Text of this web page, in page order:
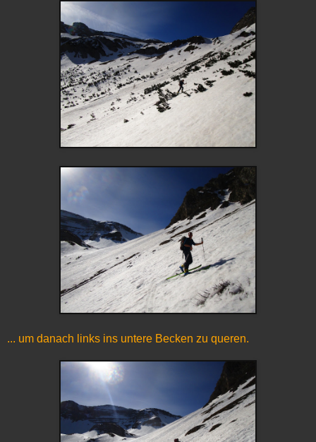
... um danach links ins untere Becken zu queren.